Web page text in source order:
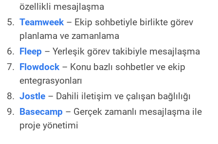
özellikli mesajlaşma
Teamweek – Ekip sohbetiyle birlikte görev
planlama ve zamanlama
Fleep – Yerleşik görev takibiyle mesajlaşma
Flowdock – Konu bazlı sohbetler ve ekip
entegrasyonları
Jostle – Dahili iletişim ve çalışan bağlılığı
Basecamp – Gerçek zamanlı mesajlaşma ile
proje yönetimi